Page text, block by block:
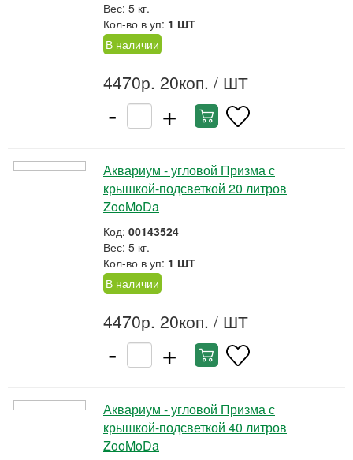
Вес: 5 кг.
Кол-во в уп: 1 ШТ
В наличии
4470р. 20коп. / ШТ
- +
Аквариум - угловой Призма с
крышкой-подсветкой 20 литров
ZooMoDa
Код: 00143524
Вес: 5 кг.
Кол-во в уп: 1 ШТ
В наличии
4470р. 20коп. / ШТ
- +
Аквариум - угловой Призма с
крышкой-подсветкой 40 литров
ZooMoDa